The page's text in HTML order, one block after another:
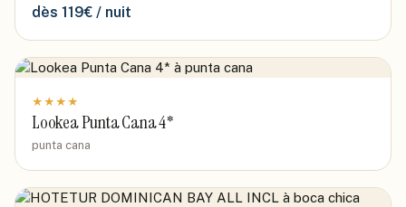
dès 119€ / nuit
★ ★ ★ ★
Lookea Punta Cana 4*
punta cana